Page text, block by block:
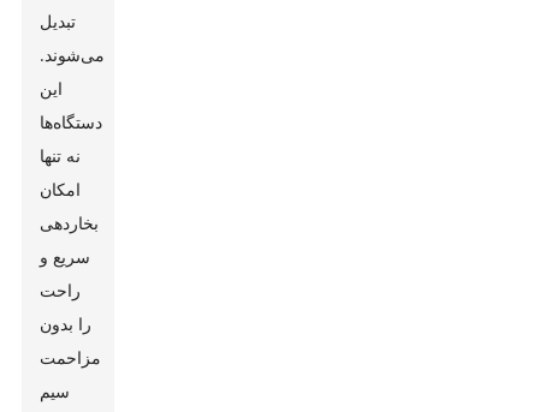
تبدیل
می‌شوند.
این
دستگاه‌ها
نه تنها
امکان
بخاردهی
سریع و
راحت
را بدون
مزاحمت
سیم